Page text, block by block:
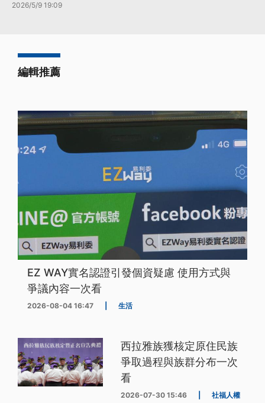
2026/5/9 19:09
編輯推薦
EZ WAY實名認證引發個資疑慮 使用方式與
爭議內容一次看
2026-08-04 16:47 生活
西拉雅族獲核定原住民族
爭取過程與族群分布一次
看
2026-07-30 15:46 社福人權